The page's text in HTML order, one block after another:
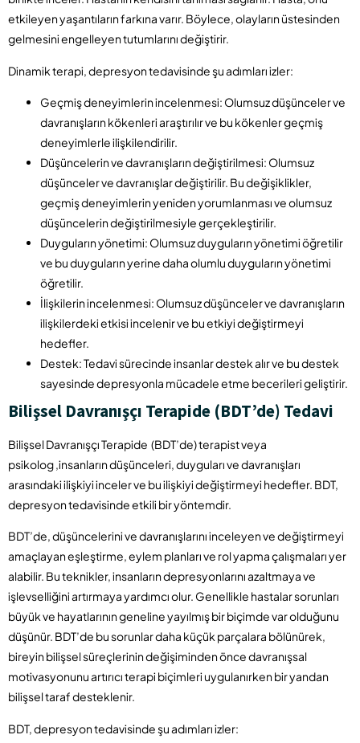
etkileyen yaşantıların farkına varır. Böylece, olayların üstesinden
gelmesini engelleyen tutumlarını değiştirir.
Dinamik terapi, depresyon tedavisinde şu adımları izler:
Geçmiş deneyimlerin incelenmesi: Olumsuz düşünceler ve
davranışların kökenleri araştırılır ve bu kökenler geçmiş
deneyimlerle ilişkilendirilir.
Düşüncelerin ve davranışların değiştirilmesi: Olumsuz
düşünceler ve davranışlar değiştirilir. Bu değişiklikler,
geçmiş deneyimlerin yeniden yorumlanması ve olumsuz
düşüncelerin değiştirilmesiyle gerçekleştirilir.
Duyguların yönetimi: Olumsuz duyguların yönetimi öğretilir
ve bu duyguların yerine daha olumlu duyguların yönetimi
öğretilir.
İlişkilerin incelenmesi: Olumsuz düşünceler ve davranışların
ilişkilerdeki etkisi incelenir ve bu etkiyi değiştirmeyi
hedefler.
Destek: Tedavi sürecinde insanlar destek alır ve bu destek
sayesinde depresyonla mücadele etme becerileri geliştirir.
Bilişsel Davranışçı Terapide (BDT’de) Tedavi
Bilişsel Davranışçı Terapide (BDT’de) terapist veya
psikolog ,insanların düşünceleri, duyguları ve davranışları
arasındaki ilişkiyi inceler ve bu ilişkiyi değiştirmeyi hedefler. BDT,
depresyon tedavisinde etkili bir yöntemdir.
BDT’de, düşüncelerini ve davranışlarını inceleyen ve değiştirmeyi
amaçlayan eşleştirme, eylem planları ve rol yapma çalışmaları yer
alabilir. Bu teknikler, insanların depresyonlarını azaltmaya ve
işlevselliğini artırmaya yardımcı olur. Genellikle hastalar sorunları
büyük ve hayatlarının geneline yayılmış bir biçimde var olduğunu
düşünür. BDT’de bu sorunlar daha küçük parçalara bölünürek,
bireyin bilişsel süreçlerinin değişiminden önce davranışsal
motivasyonunu artırıcı terapi biçimleri uygulanırken bir yandan
bilişsel taraf desteklenir.
BDT, depresyon tedavisinde şu adımları izler: